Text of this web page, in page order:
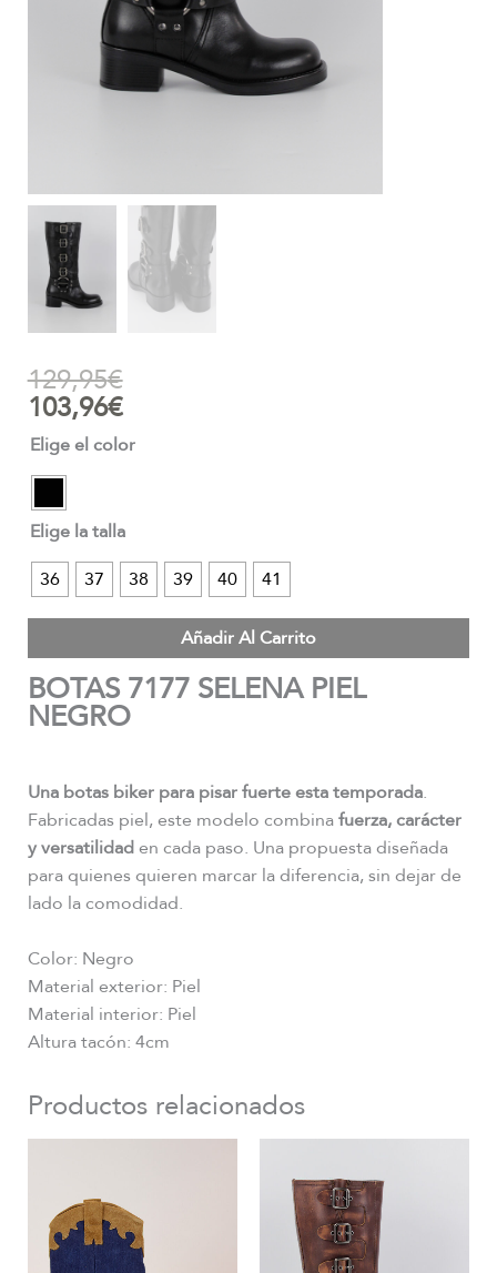
129,95€
103,96€
Elige el color
Elige la talla
36
37 38 39 40 41
Añadir Al Carrito
BOTAS 7177 SELENA PIEL
NEGRO
Una botas biker para pisar fuerte esta temporada.
Fabricadas piel, este modelo combinafuerza, carácter
y versatilidaden cada paso. Una propuesta diseñada
para quienes quieren marcar la diferencia, sin dejar de
lado la comodidad.
Color: Negro
Material exterior: Piel
Material interior: Piel
Altura tacón: 4cm
Productos relacionados